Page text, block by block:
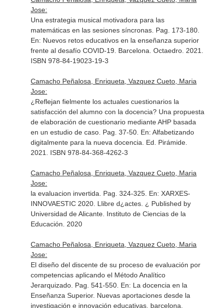
Jose:
Una estrategia musical motivadora para las
matemáticas en las sesiones síncronas. Pag. 173-180.
En: Nuevos retos educativos en la enseñanza superior
frente al desafío COVID-19 . Barcelona. Octaedro. 2021.
ISBN 978-84-19023-19-3
Camacho Peñalosa, Enriqueta, Vazquez Cueto, Maria
Jose:
¿Reflejan fielmente los actuales cuestionarios la
satisfacción del alumno con la docencia? Una propuesta
de elaboración de cuestionario mediante AHP basada
en un estudio de caso. Pag. 37-50. En: Alfabetizando
digitalmente para la nueva docencia . Ed. Pirámide.
2021. ISBN 978-84-368-4262-3
Camacho Peñalosa, Enriqueta, Vazquez Cueto, Maria
Jose:
la evaluacion invertida. Pag. 324-325. En: XARXES-
INNOVAESTIC 2020. Llibre d¿actes. ¿ Published by
Universidad de Alicante. Instituto de Ciencias de la
Educación. 2020
Camacho Peñalosa, Enriqueta, Vazquez Cueto, Maria
Jose:
El diseño del discente de su proceso de evaluación por
competencias aplicando el Método Analítico
Jerarquizado. Pag. 541-550. En: La docencia en la
Enseñanza Superior. Nuevas aportaciones desde la
investigación e innovación educativas. barcelona.